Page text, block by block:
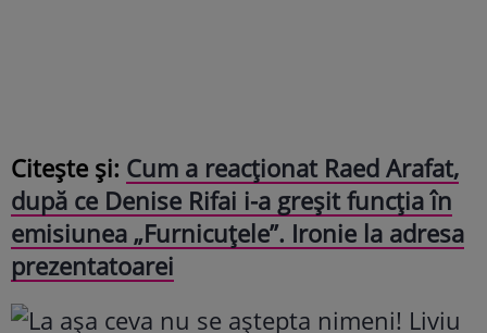
Citește și: Cum a reacționat Raed Arafat,
după ce Denise Rifai i-a greșit funcția în
emisiunea „Furnicuțele”. Ironie la adresa
prezentatoarei